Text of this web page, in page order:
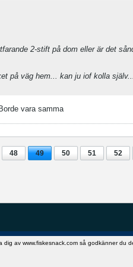
av www.fiskesnack.com så godkänner du
2-stift på dom eller är det
på väg hem... kan ju iof kolla
vara samma
48 49 50 51 52